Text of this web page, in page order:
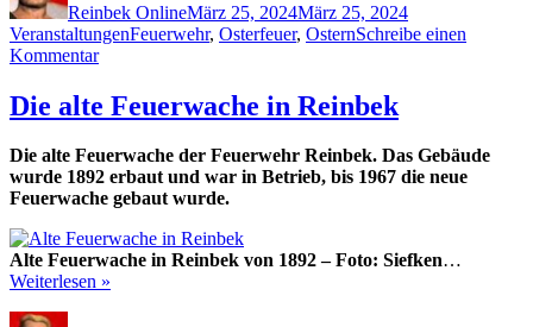
Reinbek OnlineMärz 25, 2024März 25, 2024
VeranstaltungenSchlagwörter
Feuerwehr, Osterfeuer, OsternSchreibe einen
Kommentarzu
Reinbek
Schönningstedt
Die alte Feuerwache in Reinbek
Die alte Feuerwache der Feuerwehr Reinbek. Das Gebäude
wurde 1892 erbaut und war in Betrieb, bis 1967 die neue
Feuerwache gebaut wurde.
Alte Feuerwache in Reinbek von 1892 – Foto: Siefken…
Weiterlesen »